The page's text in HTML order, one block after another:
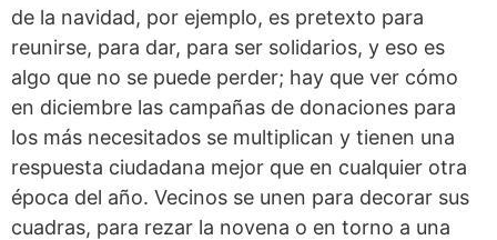
de la navidad, por ejemplo, es pretexto para
reunirse, para dar, para ser solidarios, y eso es
algo que no se puede perder; hay que ver cómo
en diciembre las campañas de donaciones para
los más necesitados se multiplican y tienen una
respuesta ciudadana mejor que en cualquier otra
época del año. Vecinos se unen para decorar sus
cuadras, para rezar la novena o en torno a una